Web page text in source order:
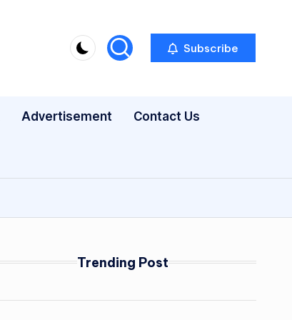
Subscribe
Advertisement Contact Us
Trending Post